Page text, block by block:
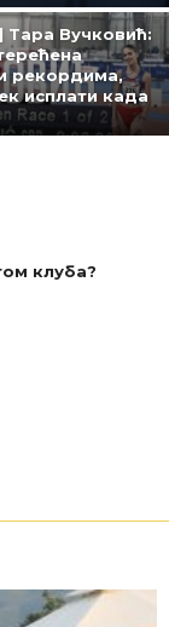
Тара Вучковић:
рекордима,
исплати када
клуба?